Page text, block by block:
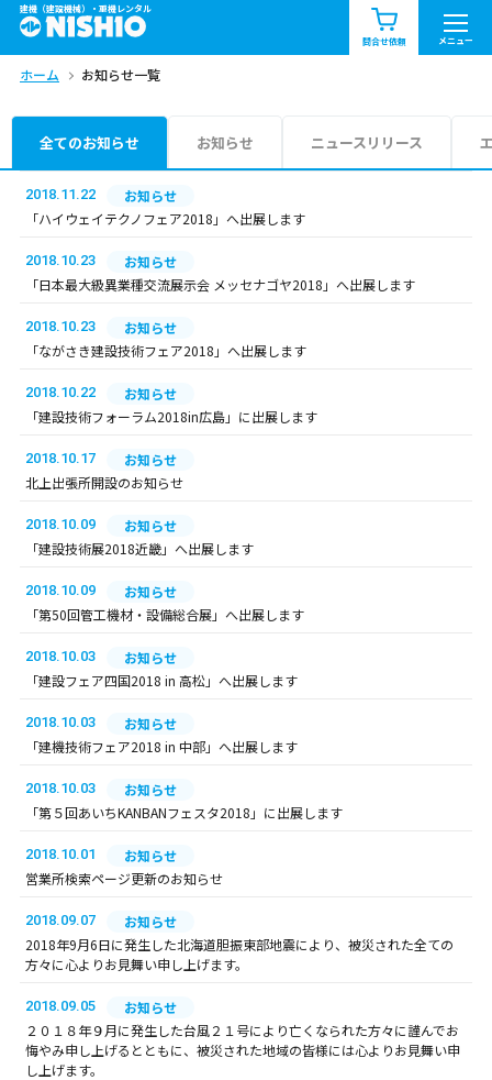
建機（建設機械）・重機レンタル
問合せ依頼 メニュー
商品一覧 お知らせ一覧
問合せ依頼リスト
エリア情報を見る
ホーム お知らせ一覧
全てのお知らせ お知らせ ニュースリリース
2018.11.22
お知らせ
「ハイウェイテクノフェア2018」へ出展します
2018.10.23
お知らせ
「日本最大級異業種交流展示会 メッセナゴヤ2018」へ出展します
2018.10.23
お知らせ
「ながさき建設技術フェア2018」へ出展します
2018.10.22
お知らせ
「建設技術フォーラム2018in広島」に出展します
2018.10.17
お知らせ
北上出張所開設のお知らせ
2018.10.09
お知らせ
「建設技術展2018近畿」へ出展します
2018.10.09
お知らせ
「第50回管工機材・設備総合展」へ出展します
2018.10.03
お知らせ
「建設フェア四国2018 in 高松」へ出展します
2018.10.03
お知らせ
「建機技術フェア2018 in 中部」へ出展します
2018.10.03
お知らせ
「第５回あいちKANBANフェスタ2018」に出展します
2018.10.01
お知らせ
営業所検索ページ更新のお知らせ
2018.09.07
お知らせ
2018年9月6日に発生した北海道胆振東部地震により、被災された全ての
方々に心よりお見舞い申し上げます。
2018.09.05
お知らせ
２０１８年９月に発生した台風２１号により亡くなられた方々に謹んでお
悔やみ申し上げるとともに、被災された地域の皆様には心よりお見舞い申
し上げます。